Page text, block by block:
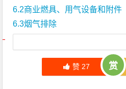
6.2商业燃具、用气设备和附件
6.3烟气排除
文章导航
赞 27 赏